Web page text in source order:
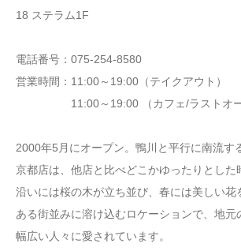
18 ステラム1F
電話番号：075-254-8580
営業時間：11:00～19:00（テイクアウト）
11:00～19:00 （カフェ/ラストオー
2000年5月にオープン。鴨川と平行に南流す
京都店は、他店と比べどこかゆったりとした
沿いには桜の木が立ち並び、春には美しい花
ある街並みに溶け込むロケーションで、地元
幅広い人々に愛されています。